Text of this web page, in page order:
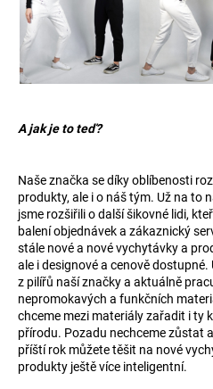
A jak je to teď?
Naše značka se díky oblíbenosti
produkty, ale i o náš tým. Už na to
jsme rozšiřili o další šikovné lidi,
balení objednávek a zákaznický
stále nové a nové vychytávky a
ale i designové a cenově
z pilířů naší značky a aktuálně
nepromokavých a funkčních
chceme mezi materiály zařadit i ty
přírodu. Pozadu nechceme zůstat
příští rok můžete těšit na nové
produkty ještě více inteligentní.